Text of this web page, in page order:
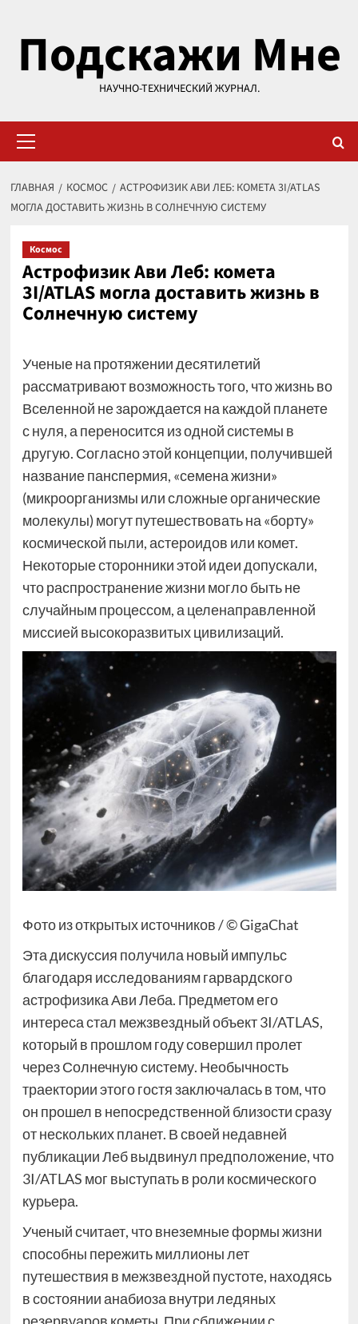
содержимому
Подскажи Мне
НАУЧНО-ТЕХНИЧЕСКИЙ ЖУРНАЛ.
меню
ГЛАВНАЯ КОСМОС
АСТРОФИЗИК АВИ ЛЕБ: КОМЕТА 3I/ATLAS
МОГЛА ДОСТАВИТЬ ЖИЗНЬ В СОЛНЕЧНУЮ СИСТЕМУ
Космос
Астрофизик Ави Леб: комета
3I/ATLAS могла доставить жизнь в
Солнечную систему
Ученые на протяжении десятилетий
рассматривают возможность того, что жизнь во
Вселенной не зарождается на каждой планете
с нуля, а переносится из одной системы в
другую. Согласно этой концепции, получившей
название панспермия, «семена жизни»
(микроорганизмы или сложные органические
молекулы) могут путешествовать на «борту»
космической пыли, астероидов или комет.
Некоторые сторонники этой идеи допускали,
что распространение жизни могло быть не
случайным процессом, а целенаправленной
миссией высокоразвитых цивилизаций.
Фото из открытых источников / © GigaChat
Эта дискуссия получила новый импульс
благодаря исследованиям гарвардского
астрофизика Ави Леба. Предметом его
интереса стал межзвездный объект 3I/ATLAS,
который в прошлом году совершил пролет
через Солнечную систему. Необычность
траектории этого гостя заключалась в том, что
он прошел в непосредственной близости сразу
от нескольких планет. В своей недавней
публикации Леб выдвинул предположение, что
3I/ATLAS мог выступать в роли космического
курьера.
Ученый считает, что внеземные формы жизни
способны пережить миллионы лет
путешествия в межзвездной пустоте, находясь
в состоянии анабиоза внутри ледяных